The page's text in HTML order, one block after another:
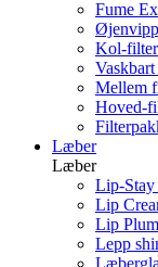
Fume
Kol-
Mellem
Hoved-
Læber
Læber
Lip-
Lip
Lip
Lepp